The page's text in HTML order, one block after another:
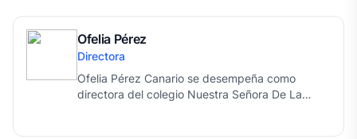
Ofelia Pérez
Directora
Ofelia Pérez Canario se desempeña como
directora del colegio Nuestra Señora De La